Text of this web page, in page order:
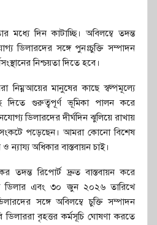
দিন কাটাচ্ছি। অবিলম্বে তদন্ত
ডিলারদের সঙ্গে পুনঃচুক্তি সম্পাদন
নিশ্চয়তা দিতে হবে।
নিম্নআয়ের মানুষের কাছে স্বল্পমূল্যে
দিতে গুরুত্বপূর্ণ ভূমিকা পালন করে
ডিলারদের দীর্ঘদিন ঝুলিয়ে রাখায়
সংকটে পড়েছেন। আমরা কোনো বিশেষ
ন্যায্য অধিকার বাস্তবায়ন চাই।
তদন্ত রিপোর্ট দ্রুত বাস্তবায়ন করে
ডিলার এবং ৩০ জুন ২০২৬ তারিখে
সঙ্গে অবিলম্বে চুক্তি সম্পাদন
বৃহত্তর কর্মসূচি ঘোষণা করতে